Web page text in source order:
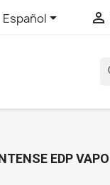
Español 
EDP